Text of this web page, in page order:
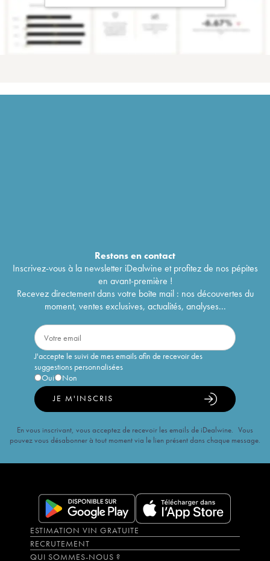
Restons encontact
Inscrivez-vous à la newsletter iDealwine et profitez de nos pépites
en avant-première !
Recevez directement dans votre boîte mail : nos découvertes du
moment, ventes exclusives, actualités, analyses...
J'accepte le suivi de mes emails afin de recevoir des
suggestions personnalisées
Oui
Non
JE M'INSCRIS
En vous inscrivant, vous acceptez de recevoir les emails de iDealwine. Vous
pouvez vous désabonner à tout moment via le lien présent dans chaque message.
ESTIMATION VIN GRATUITE
RECRUTEMENT
QUI SOMMES-NOUS ?